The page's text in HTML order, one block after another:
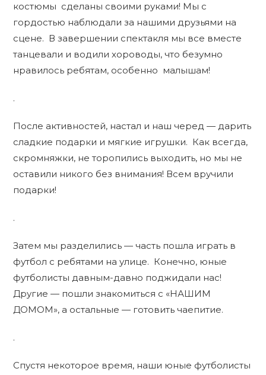
костюмы сделаны своими руками! Мы с
гордостью наблюдали за нашими друзьями на
сцене. В завершении спектакля мы все вместе
танцевали и водили хороводы, что безумно
нравилось ребятам, особенно малышам!
.
После активностей, настал и наш черед — дарить
сладкие подарки и мягкие игрушки. Как всегда,
скромняжки, не торопились выходить, но мы не
оставили никого без внимания! Всем вручили
подарки!
.
Затем мы разделились — часть пошла играть в
футбол с ребятами на улице. Конечно, юные
футболисты давным-давно поджидали нас!
Другие — пошли знакомиться с «НАШИМ
ДОМОМ», а остальные — готовить чаепитие.
.
Спустя некоторое время, наши юные футболисты